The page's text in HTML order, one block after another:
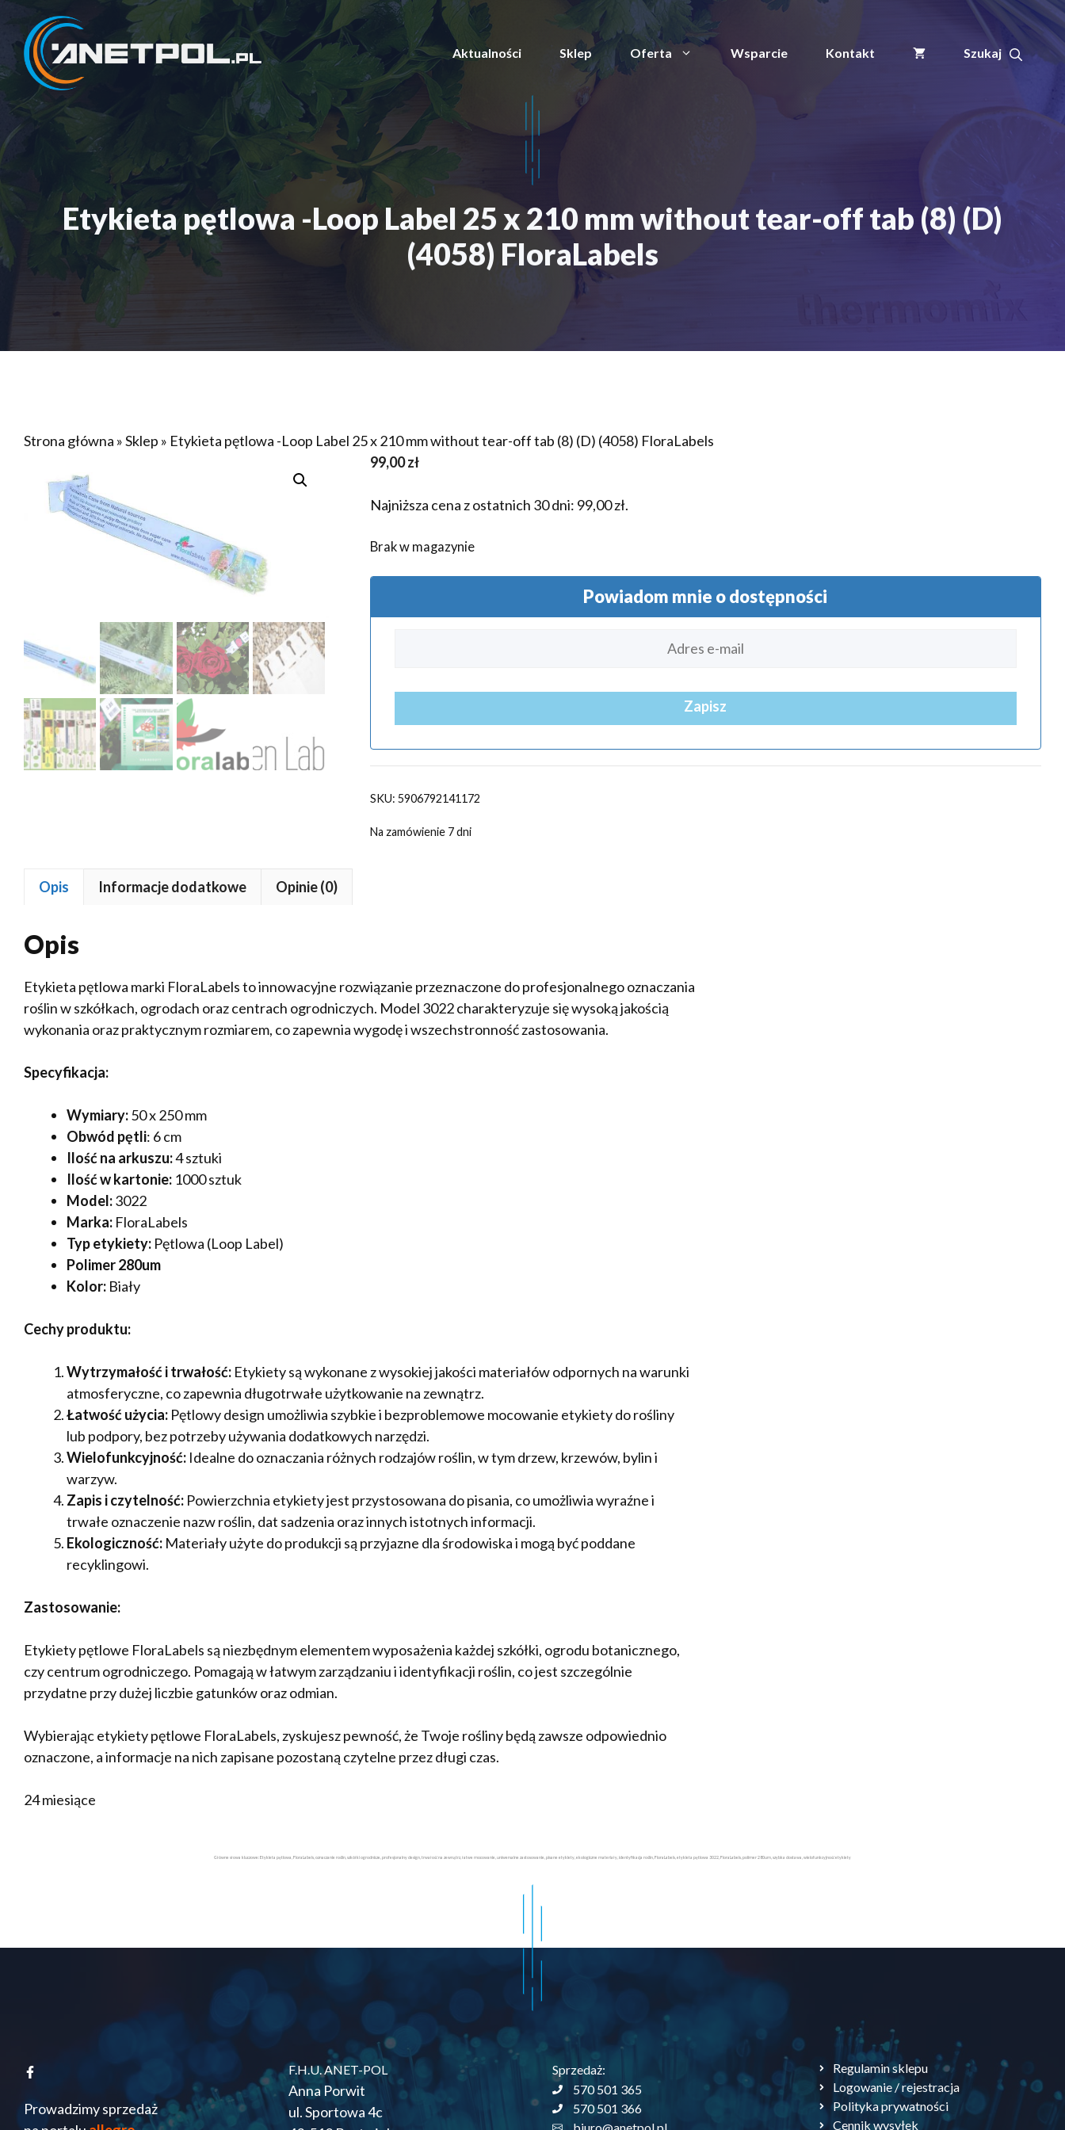
treści
Aktualności Sklep Oferta Wsparcie Kontakt
Etykieta pętlowa -Loop Label 25 x 210 mm without tear-off tab (8) (D)
(4058) FloraLabels
Strona główna »Sklep » Etykieta pętlowa -Loop Label 25 x 210 mm without tear-off tab (8) (D) (4058) FloraLabels
99,00zł
Najniższa cena z ostatnich 30 dni: 99,00zł.
Brak w magazynie
Powiadom mnie o dostępności
Zapisz
SKU: 5906792141172
Na zamówienie 7 dni
Opis Informacje dodatkowe Opinie (0)
Opis
Etykieta pętlowa marki FloraLabels to innowacyjne rozwiązanie przeznaczone do profesjonalnego oznaczania
roślin w szkółkach, ogrodach oraz centrach ogrodniczych. Model 3022 charakteryzuje się wysoką jakością
wykonania oraz praktycznym rozmiarem, co zapewnia wygodę i wszechstronność zastosowania.
Specyfikacja:
Wymiary:50 x 250 mm
Obwód pętli: 6 cm
Ilość na arkuszu:4 sztuki
Ilość w kartonie: 1000 sztuk
Model:3022
Marka: FloraLabels
Typ etykiety: Pętlowa (Loop Label)
Polimer 280um
Kolor: Biały
Cechy produktu:
Wytrzymałość i trwałość: Etykiety są wykonane z wysokiej jakości materiałów odpornych na warunki
atmosferyczne, co zapewnia długotrwałe użytkowanie na zewnątrz.
Łatwość użycia: Pętlowy design umożliwia szybkie i bezproblemowe mocowanie etykiety do rośliny
lub podpory, bez potrzeby używania dodatkowych narzędzi.
Wielofunkcyjność: Idealne do oznaczania różnych rodzajów roślin, w tym drzew, krzewów, bylin i
warzyw.
Zapis i czytelność: Powierzchnia etykiety jest przystosowana do pisania, co umożliwia wyraźne i
trwałe oznaczenie nazw roślin, dat sadzenia oraz innych istotnych informacji.
Ekologiczność: Materiały użyte do produkcji są przyjazne dla środowiska i mogą być poddane
recyklingowi.
Zastosowanie:
Etykiety pętlowe FloraLabels są niezbędnym elementem wyposażenia każdej szkółki, ogrodu botanicznego,
czy centrum ogrodniczego. Pomagają w łatwym zarządzaniu i identyfikacji roślin, co jest szczególnie
przydatne przy dużej liczbie gatunków oraz odmian.
Wybierając etykiety pętlowe FloraLabels, zyskujesz pewność, że Twoje rośliny będą zawsze odpowiednio
oznaczone, a informacje na nich zapisane pozostaną czytelne przez długi czas.
24 miesiące
Główne słowa kluczowe: Etykieta pętlowa, FloraLabels, oznaczanie roślin, szkółki ogrodnicze, profesjonalny design, trwałość na zewnątrz, łatwe mocowanie, uniwersalne zastosowanie, pisane etykiety, ekologiczne materiały, identyfikacja roślin, FloraLabels, etykieta pętlowa 3022, FloraLabels, polimer 280um, szybka dostawa, wielofunkcyjność etykiety
Prowadzimy sprzedaż
F.H.U. ANET-POL
Anna Porwit
ul. Sportowa 4c
Sprzedaż:
570 501 365
570 501 366
Regulamin sklepu
Logowanie / rejestracja
Polityka prywatności
Cennik wysyłek